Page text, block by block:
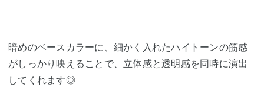
暗めのベースカラーに、細かく入れたハイトーンの筋感
がしっかり映えることで、立体感と透明感を同時に演出
してくれます◎